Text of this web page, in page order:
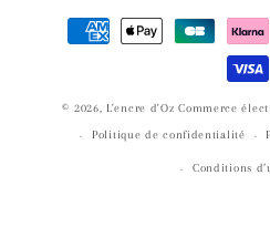
Moyens
© 2026, L'encre d'Oz Commerce
Politique de confidentialité
Conditions